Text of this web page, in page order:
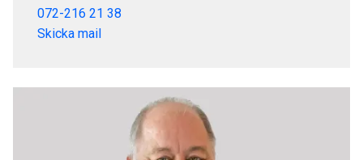
072-216 21 38
Skicka mail